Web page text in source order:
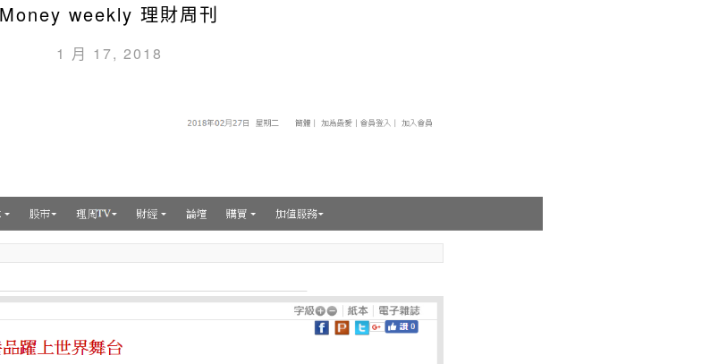
Money weekly 理財周刊
1 月 17, 2018